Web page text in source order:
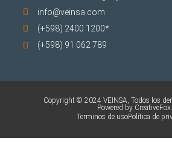
info@veinsa.com
(+598) 2400 1200*
(+598) 91 062 789
Copyright © 2024 VEINSA, Todos los
Powered by CreativeFox.
Terminos de usoPolítica de